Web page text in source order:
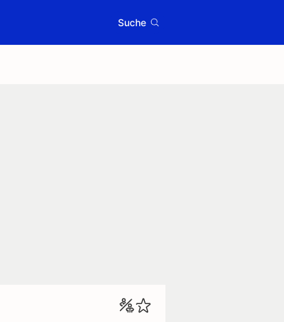
Suche